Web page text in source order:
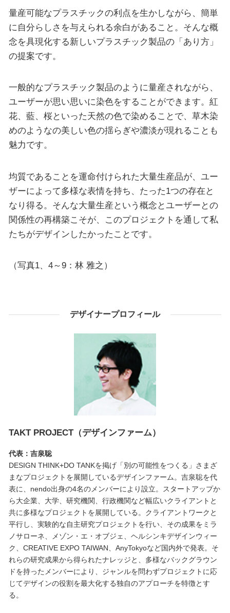
量産可能なプラスチックの利点を生かしながら、簡単
に自分らしさを与えられる余白があること。そんな概
念を具現化する新しいプラスチック製品の「あり方」
の提案です。
一般的なプラスチック製品のように量産されながら、
ユーザーが思い思いに染色をすることができます。紅
花、藍、桜といった天然の色で染めることで、草木染
めのようなの美しい色の揺らぎや濃淡が現れることも
魅力です。
均質であることを運命付けられた大量生産品が、ユー
ザーによって多様な表情を持ち、たった1つの存在と
なり得る。そんな大量生産という概念とユーザーとの
関係性の再構築こそが、このプロジェクトを通して私
たちがデザインしたかったことです。
（写真1、4～9：林 雅之）
デザイナープロフィール
TAKT PROJECT（デザインファーム）
代表：吉泉聡
DESIGN THINK+DO TANKを掲げ「別の可能性をつくる」さまざ
まなプロジェクトを展開しているデザインファーム。吉泉聡を代
表に、nendo出身の4名のメンバーにより設立。スタートアップか
ら大企業、大学、研究機関、行政機関など幅広いクライアントと
共に多様なプロジェクトを展開している。クライアントワークと
平行し、実験的な自主研究プロジェクトを行い、その成果をミラ
ノサローネ、メゾン・エ・オブジェ、ヘルシンキデザインウィー
ク、CREATIVE EXPO TAIWAN、AnyTokyoなど国内外で発表。そ
れらの研究成果から得られたナレッジと、多様なバックグラウン
ドを持ったメンバーにより、ジャンルを問わずプロジェクトに応
じてデザインの役割を最大化する独自のアプローチを特徴とす
る。